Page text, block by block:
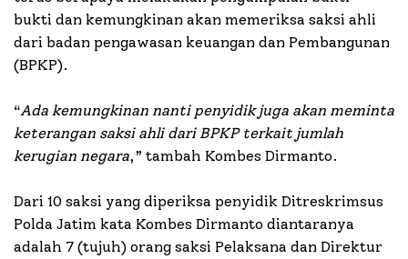
bukti dan kemungkinan akan memeriksa saksi ahli
dari badan pengawasan keuangan dan Pembangunan
(BPKP).
“Ada kemungkinan nanti penyidik juga akan meminta
keterangan saksi ahli dari BPKP terkait jumlah
kerugian negara,” tambah Kombes Dirmanto.
Dari 10 saksi yang diperiksa penyidik Ditreskrimsus
Polda Jatim kata Kombes Dirmanto diantaranya
adalah 7 (tujuh) orang saksi Pelaksana dan Direktur